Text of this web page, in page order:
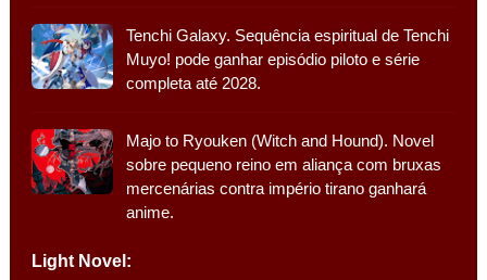
Tenchi Galaxy. Sequência espiritual de Tenchi
Muyo! pode ganhar episódio piloto e série
completa até 2028.
Majo to Ryouken (Witch and Hound). Novel
sobre pequeno reino em aliança com bruxas
mercenárias contra império tirano ganhará
anime.
Light Novel: